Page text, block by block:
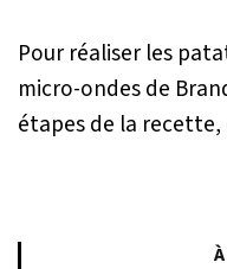
Pour réaliser les
micro-ondes de
étapes de la recette,